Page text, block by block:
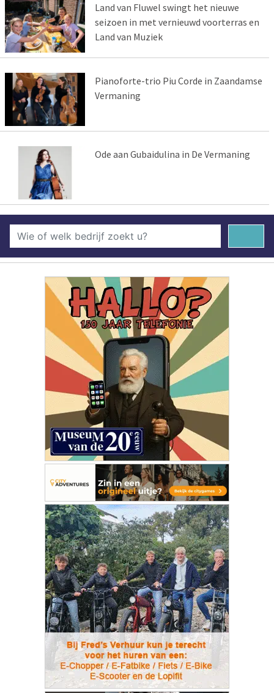
Land van Fluwel swingt het nieuwe
seizoen in met vernieuwd voorterras en
Land van Muziek
Pianoforte-trio Piu Corde in Zaandamse
Vermaning
Ode aan Gubaidulina in De Vermaning